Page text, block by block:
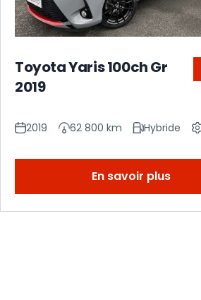
Toyota Yaris 100ch Gr
2019
2019 62 800 km Hybride
En savoir plus